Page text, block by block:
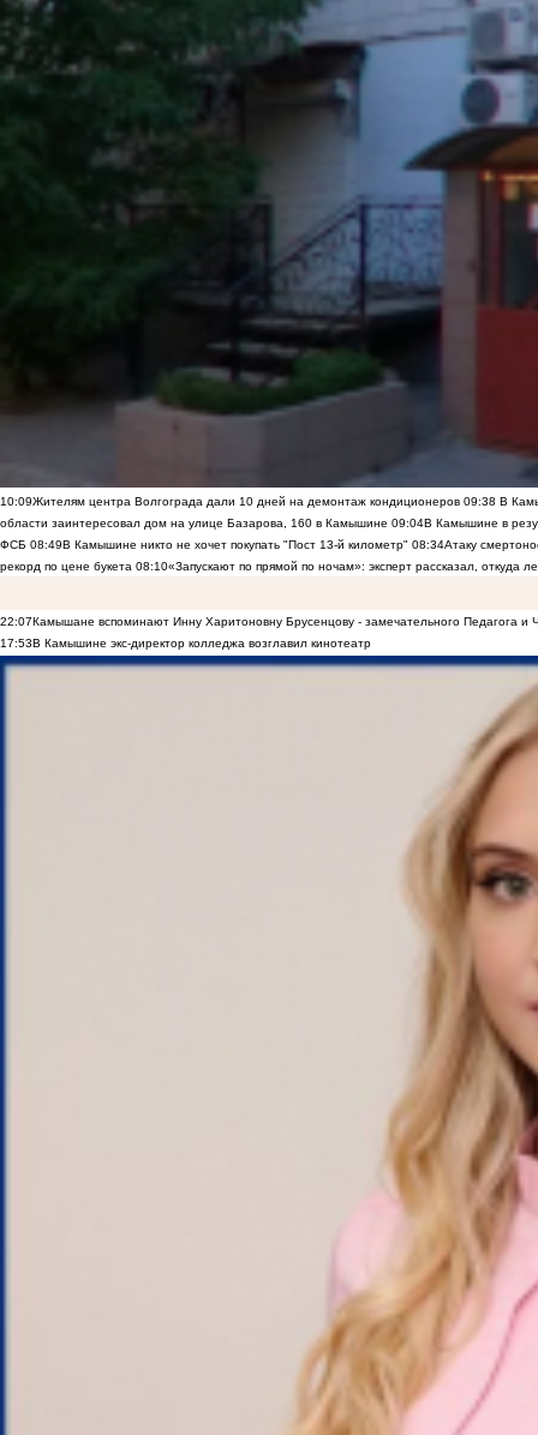
10:09Жителям центра Волгограда дали 10 дней на демонтаж кондиционеров 09:38 В
области заинтересовал дом на улице Базарова, 160 в Камышине 09:04В Камышине в
ФСБ 08:49В Камышине никто не хочет покупать "Пост 13-й километр" 08:34Атаку
рекорд по цене букета 08:10«Запускают по прямой по ночам»: эксперт рассказал, откуда
22:07Камышане вспоминают Инну Харитоновну Брусенцову - замечательного Педагога и
17:53В Камышине экс-директор колледжа возглавил кинотеатр